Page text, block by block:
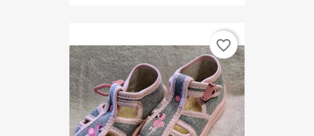
favorite_border